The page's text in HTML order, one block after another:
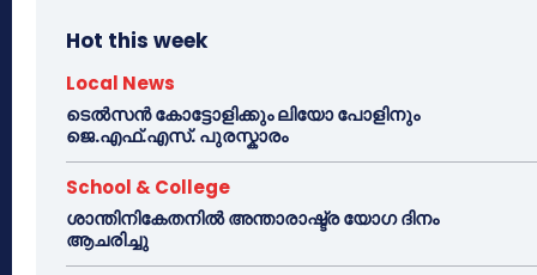
Hot this week
Local News
ടെൽസൻ കോട്ടോളിക്കും ലിയോ പോളിനും
ജെ.എഫ്.എസ്. പുരസ്കാരം
School & College
ശാന്തിനികേതനിൽ അന്താരാഷ്ട്ര യോഗ ദിനം
ആചരിച്ചു